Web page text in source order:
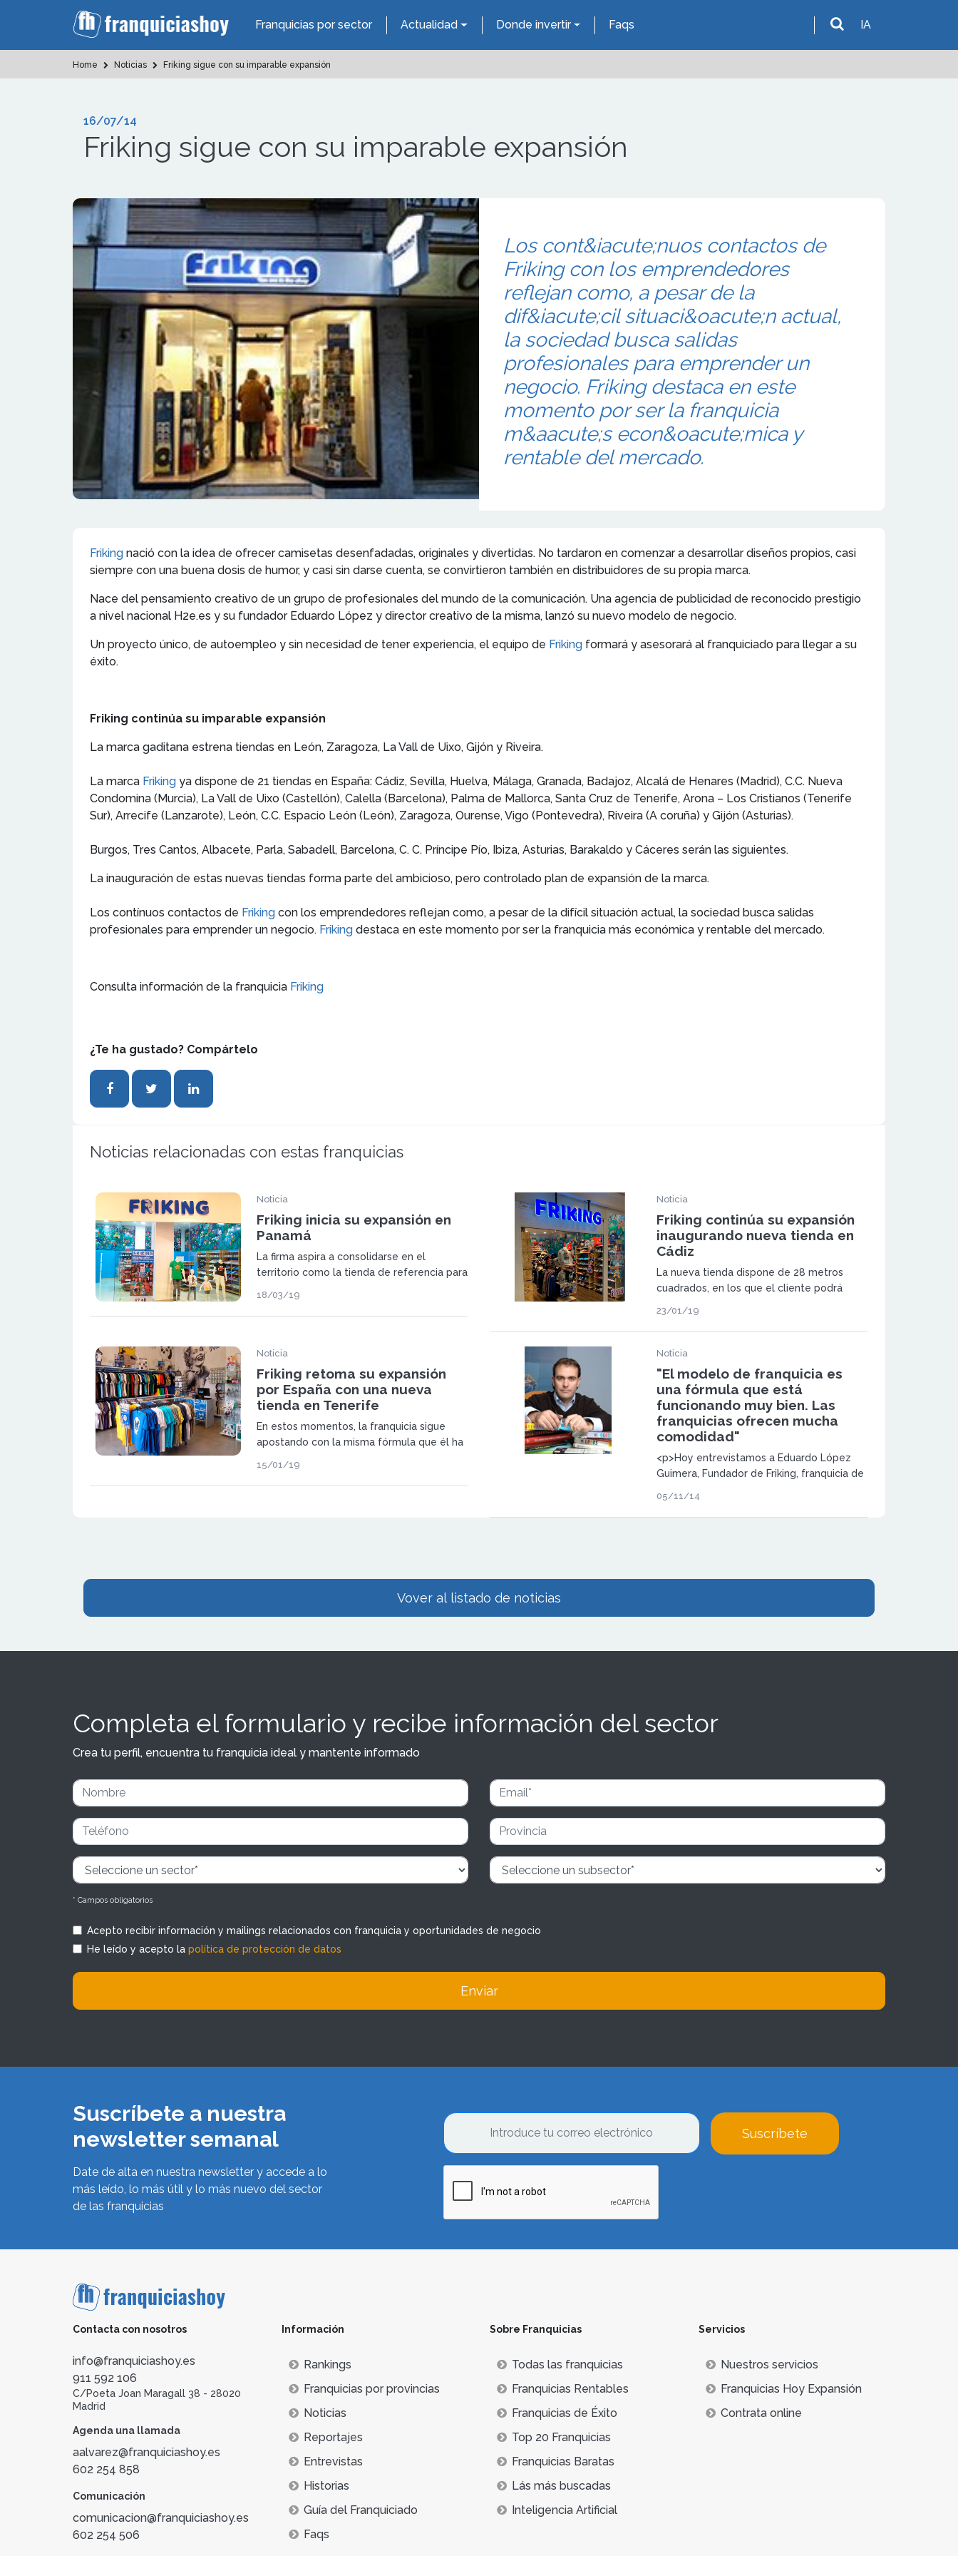
Franquicias por sector Actualidad Donde invertir Faqs IA
Home Noticias Friking sigue con su imparable expansión
16/07/14
Friking sigue con su imparable expansión
Los cont&iacute;nuos contactos de
Friking con los emprendedores
reflejan como, a pesar de la
dif&iacute;cil situaci&oacute;n actual,
la sociedad busca salidas
profesionales para emprender un
negocio. Friking destaca en este
momento por ser la franquicia
m&aacute;s econ&oacute;mica y
rentable del mercado.
Friking nació con la idea de ofrecer camisetas desenfadadas, originales y divertidas. No tardaron en comenzar a desarrollar diseños propios, casi
siempre con una buena dosis de humor, y casi sin darse cuenta, se convirtieron también en distribuidores de su propia marca.
Nace del pensamiento creativo de un grupo de profesionales del mundo de la comunicación. Una agencia de publicidad de reconocido prestigio
a nivel nacional H2e.es y su fundador Eduardo López y director creativo de la misma, lanzó su nuevo modelo de negocio.
Un proyecto único, de autoempleo y sin necesidad de tener experiencia, el equipo de Friking formará y asesorará al franquiciado para llegar a su
éxito.
Friking continúa su imparable expansión
La marca gaditana estrena tiendas en León, Zaragoza, La Vall de Uixo, Gijón y Riveira.
La marca Friking ya dispone de 21 tiendas en España: Cádiz, Sevilla, Huelva, Málaga, Granada, Badajoz, Alcalá de Henares (Madrid), C.C. Nueva
Condomina (Murcia), La Vall de Uixo (Castellón), Calella (Barcelona), Palma de Mallorca, Santa Cruz de Tenerife, Arona – Los Cristianos (Tenerife
Sur), Arrecife (Lanzarote), León, C.C. Espacio León (León), Zaragoza, Ourense, Vigo (Pontevedra), Riveira (A coruña) y Gijón (Asturias).
Burgos, Tres Cantos, Albacete, Parla, Sabadell, Barcelona, C. C. Príncipe Pío, Ibiza, Asturias, Barakaldo y Cáceres serán las siguientes.
La inauguración de estas nuevas tiendas forma parte del ambicioso, pero controlado plan de expansión de la marca.
Los contínuos contactos de Friking con los emprendedores reflejan como, a pesar de la difícil situación actual, la sociedad busca salidas
profesionales para emprender un negocio. Friking destaca en este momento por ser la franquicia más económica y rentable del mercado.
Consulta información de la franquicia Friking
¿Te ha gustado? Compártelo
Noticias relacionadas con estas franquicias
Noticia
Friking inicia su expansión en
Panamá
La firma aspira a consolidarse en el
territorio como la tienda de referencia para
América Latina
18/03/19
Noticia
Friking continúa su expansión
inaugurando nueva tienda en
Cádiz
La nueva tienda dispone de 28 metros
cuadrados, en los que el cliente podrá
23/01/19
Noticia
Friking retoma su expansión
por España con una nueva
tienda en Tenerife
En estos momentos, la franquicia sigue
apostando con la misma fórmula que él ha
rentabilidad”
15/01/19
Noticia
"El modelo de franquicia es
una fórmula que está
funcionando muy bien. Las
franquicias ofrecen mucha
comodidad"
<p>Hoy entrevistamos a Eduardo López
Guimera, Fundador de Friking, franquicia de
año y medio y ya cuenta con 38
05/11/14
Vover al listado de noticias
Completa el formulario y recibe información del sector
Crea tu perfil, encuentra tu franquicia ideal y mantente informado
* Campos obligatorios
Acepto recibir información y mailings relacionados con franquicia y oportunidades de negocio
He leído y acepto la política de protección de datos
Enviar
Suscríbete a nuestra
newsletter semanal
Date de alta en nuestra newsletter y accede a lo
más leído, lo más útil y lo más nuevo del sector
de las franquicias
Suscríbete
Contacta con nosotros
info@franquiciashoy.es
911 592 106
C/Poeta Joan Maragall 38 - 28020
Madrid
Agenda una llamada
aalvarez@franquiciashoy.es
602 254 858
Comunicación
comunicacion@franquiciashoy.es
602 254 506
Información
Rankings
Franquicias por provincias
Noticias
Reportajes
Entrevistas
Historias
Guía del Franquiciado
Faqs
Sobre Franquicias
Todas las franquicias
Franquicias Rentables
Franquicias de Éxito
Top 20 Franquicias
Franquicias Baratas
Lás más buscadas
Inteligencia Artificial
Servicios
Nuestros servicios
Franquicias Hoy Expansión
Contrata online